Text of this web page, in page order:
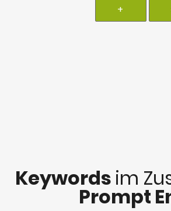
+
Keywords im
Prompt